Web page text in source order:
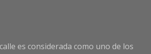
es considerada como uno de los